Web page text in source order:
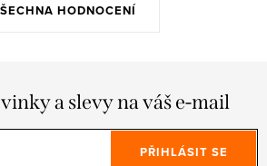
HODNOCENÍ
a slevy na váš e-mail
PŘIHLÁSIT SE